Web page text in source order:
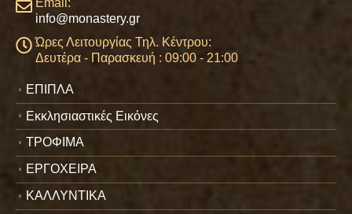
Email:
info@monastery.gr
Ώρες Λειτουργίας Τηλ. Κέντρου:
Δευτέρα - Παρασκευή : 09:00 - 21:00
ΕΠΙΠΛΑ
Εκκλησιαστικές Εικόνες
ΤΡΟΦΙΜΑ
ΕΡΓΟΧΕΙΡΑ
ΚΑΛΛΥΝΤΙΚΑ